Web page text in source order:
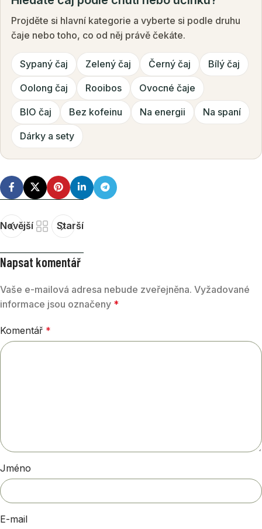
Projděte si hlavní kategorie a vyberte si podle druhu
čaje nebo toho, co od něj právě čekáte.
Sypaný čaj Zelený čaj Černý čaj Bílý čaj
Oolong čaj Rooibos Ovocné čaje
BIO čaj Bez kofeinu Na energii Na spaní
Dárky a sety
Novější Starší
Napsat komentář
Vaše e-mailová adresa nebude zveřejněna. Vyžadované
informace jsou označeny *
Komentář *
Jméno
E-mail